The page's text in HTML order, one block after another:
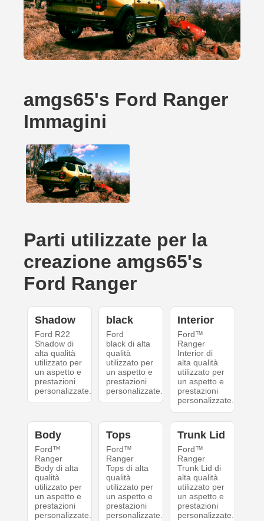
amgs65's Ford Ranger
Immagini
Parti utilizzate per la
creazione amgs65's
Ford Ranger
Shadow
Ford R22
Shadow di
alta qualità
utilizzato per
un aspetto e
prestazioni
personalizzate.
black
Ford
black di alta
qualità
utilizzato per
un aspetto e
prestazioni
personalizzate.
Interior
Ford™
Ranger
Interior di
alta qualità
utilizzato per
un aspetto e
prestazioni
personalizzate.
Body
Ford™
Ranger
Body di alta
qualità
utilizzato per
un aspetto e
prestazioni
personalizzate.
Tops
Ford™
Ranger
Tops di alta
qualità
utilizzato per
un aspetto e
prestazioni
personalizzate.
Trunk Lid
Ford™
Ranger
Trunk Lid di
alta qualità
utilizzato per
un aspetto e
prestazioni
personalizzate.